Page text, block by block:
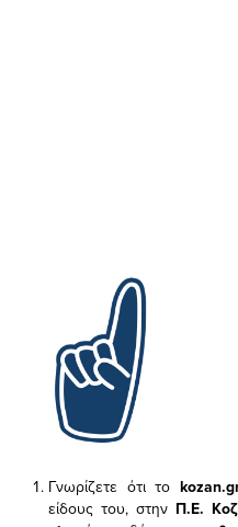
Γνωρίζετε ότι το
είδους του, στην Π.Ε.